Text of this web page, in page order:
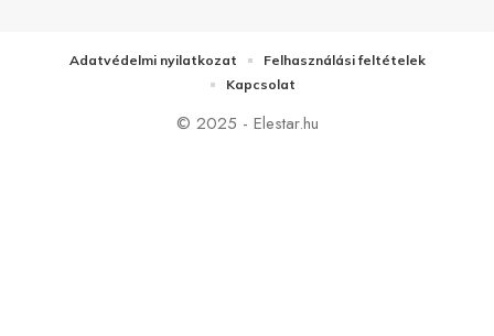
© 2025 - Elestar.hu
Adatvédelmi nyilatkozat
Felhasználási feltételek
Kapcsolat